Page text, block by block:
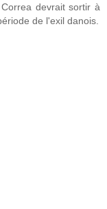
devrait sortir à
de l'exil danois.